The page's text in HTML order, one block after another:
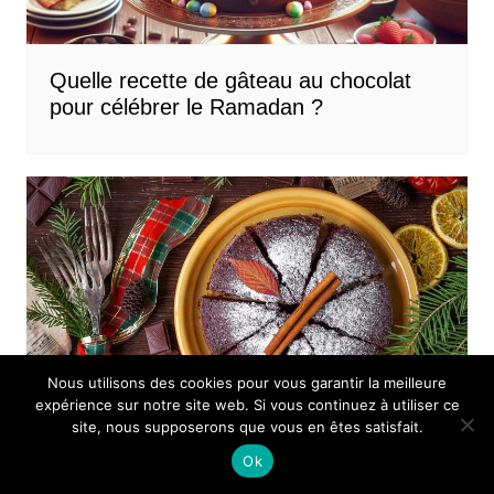
HT - cm 26,5 cm Hauteur
(cm) 6,5 cm Contenance
Hauteur: 6 cm Longueur /
Diamètre 25,5 cm Taille:
Temp. Min (°C): -20,00 °C
Capacité totale - L: 1,80 l
Quelle recette de gâteau au chocolat
pour célébrer le Ramadan ?
Nous utilisons des cookies pour vous garantir la meilleure
expérience sur notre site web. Si vous continuez à utiliser ce
site, nous supposerons que vous en êtes satisfait.
Ok